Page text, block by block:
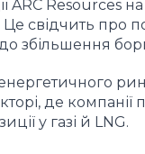
ARC Resources
Це свідчить про
збільшення
де
у газі й LNG.